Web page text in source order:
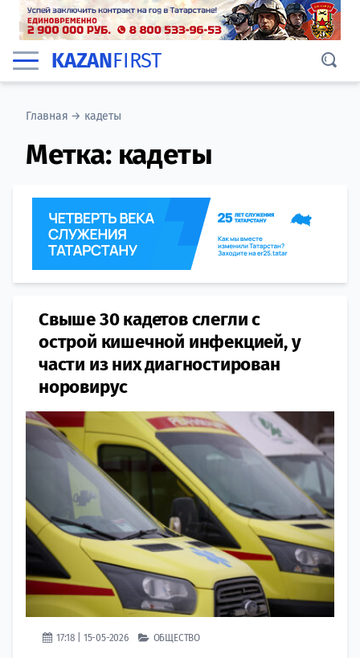
KAZANFIRST
Главная → кадеты
Метка: кадеты
Свыше 30 кадетов слегли с
острой кишечной инфекцией, у
части из них диагностирован
норовирус
17:18 | 15-05-2026 ОБЩЕСТВО